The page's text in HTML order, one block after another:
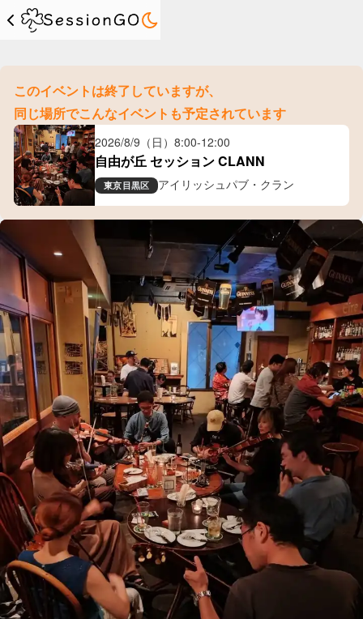
このイベントは終了していますが、
同じ場所でこんなイベントも予定されています
2026/8/9（日） 8:00-12:00
自由が丘 セッション CLANN
東京目黒区 アイリッシュパブ・クラン